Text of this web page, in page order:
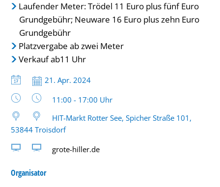
Laufender Meter: Trödel 11 Euro plus fünf Euro
Grundgebühr; Neuware 16 Euro plus zehn Euro
Grundgebühr
Platzvergabe ab zwei Meter
Verkauf ab11 Uhr
Datum:
21. Apr. 2024
Uhrzeit:
11:00 - 17:00 Uhr
HIT-Markt Rotter See, Spicher Straße 101,
53844 Troisdorf
grote-hiller.de
Organisator